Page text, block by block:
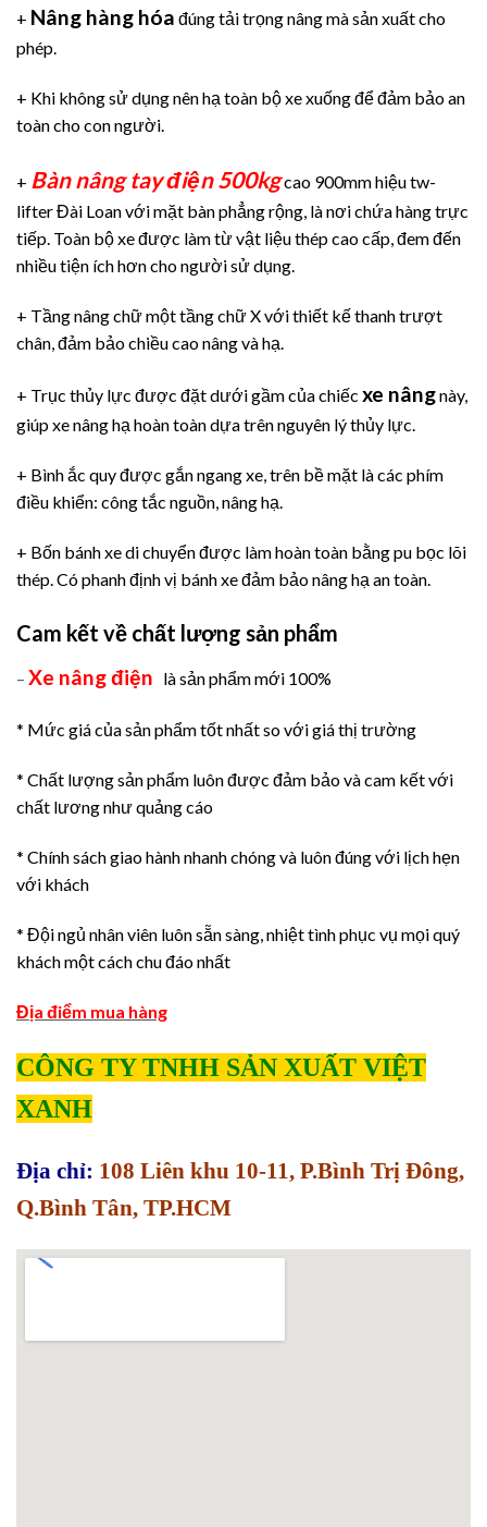
+ Nâng hàng hóa đúng tải trọng nâng mà sản xuất cho
phép.
+ Khi không sử dụng nên hạ toàn bộ xe xuống để đảm bảo an
toàn cho con người.
+ Bàn nâng tay điện 500kgcao 900mm hiệu tw-
lifter Đài Loan với mặt bàn phẳng rộng, là nơi chứa hàng trực
tiếp. Toàn bộ xe được làm từ vật liệu thép cao cấp, đem đến
nhiều tiện ích hơn cho người sử dụng.
+ Tầng nâng chữ một tầng chữ X với thiết kế thanh trượt
chân, đảm bảo chiều cao nâng và hạ.
+ Trục thủy lực được đặt dưới gầm của chiếc xe nângnày,
giúp xe nâng hạ hoàn toàn dựa trên nguyên lý thủy lực.
+ Bình ắc quy được gắn ngang xe, trên bề mặt là các phím
điều khiển: công tắc nguồn, nâng hạ.
+ Bốn bánh xe di chuyển được làm hoàn toàn bằng pu bọc lõi
thép. Có phanh định vị bánh xe đảm bảo nâng hạ an toàn.
Cam kết về chất lượng sản phẩm
– Xe nâng điện là sản phẩm mới 100%
* Mức giá của sản phẩm tốt nhất so với giá thị trường
* Chất lượng sản phẩm luôn được đảm bảo và cam kết với
chất lương như quảng cáo
* Chính sách giao hành nhanh chóng và luôn đúng với lịch hẹn
với khách
* Đội ngủ nhân viên luôn sẵn sàng, nhiệt tình phục vụ mọi quý
khách một cách chu đáo nhất
Địa điểm mua hàng
CÔNG TY TNHH SẢN XUẤT VIỆT
XANH
Địa chỉ: 108 Liên khu 10-11, P.Bình Trị Đông,
Q.Bình Tân, TP.HCM